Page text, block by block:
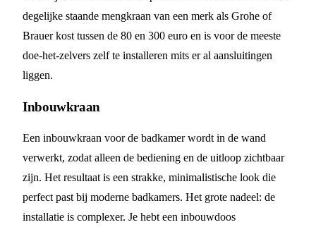
degelijke staande mengkraan van een merk als Grohe of
Brauer kost tussen de 80 en 300 euro en is voor de meeste
doe-het-zelvers zelf te installeren mits er al aansluitingen
liggen.
Inbouwkraan
Een inbouwkraan voor de badkamer wordt in de wand
verwerkt, zodat alleen de bediening en de uitloop zichtbaar
zijn. Het resultaat is een strakke, minimalistische look die
perfect past bij moderne badkamers. Het grote nadeel: de
installatie is complexer. Je hebt een inbouwdoos